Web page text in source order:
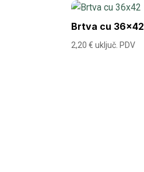
Brtva cu 36×42
2,20€ uključ. PDV